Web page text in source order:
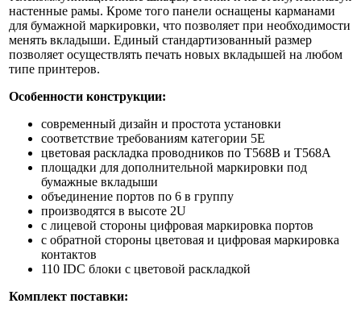
настенные рамы. Кроме того панели оснащены карманами
для бумажной маркировки, что позволяет при необходимости
менять вкладыши. Единый стандартизованный размер
позволяет осуществлять печать новых вкладышей на любом
типе принтеров.
Особенности конструкции:
современный дизайн и простота установки
соответствие требованиям категории 5E
цветовая раскладка проводников по T568B и T568A
площадки для дополнительной маркировки под
бумажные вкладыши
объединение портов по 6 в группу
производятся в высоте 2U
c лицевой стороны цифровая маркировка портов
с обратной стороны цветовая и цифровая маркировка
контактов
110 IDC блоки с цветовой раскладкой
Комплект поставки: